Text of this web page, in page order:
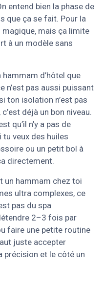
entend bien la phase de
que ça se fait. Pour la
magique, mais ça limite
à un modèle sans
hammam d’hôtel que
n’est pas aussi puissant
ton isolation n’est pas
déjà un bon niveau.
qu’il n’y a pas de
tu veux des huiles
ou un petit bol à
directement.
un hammam chez toi
ultra complexes, ce
pas du spa
2–3 fois par
faire une petite routine
juste accepter
précision et le côté un